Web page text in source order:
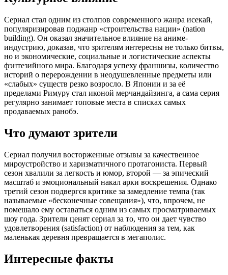
Сериал стал одним из столпов современного жанра исекай,
популяризировав поджанр «строительства нации» (nation
building). Он оказал значительное влияние на аниме-
индустрию, доказав, что зрителям интересны не только битвы,
но и экономические, социальные и логистические аспекты
фэнтезийного мира. Благодаря успеху франшизы, количество
историй о перерождении в неодушевленные предметы или
«слабых» существ резко возросло. В Японии и за её
пределами Римуру стал иконой мерчандайзинга, а сама серия
регулярно занимает топовые места в списках самых
продаваемых ранобэ.
Что думают зрители
Сериал получил восторженные отзывы за качественное
мироустройство и харизматичного протагониста. Первый
сезон хвалили за легкость и юмор, второй — за эпический
масштаб и эмоциональный накал арки воскрешения. Однако
третий сезон подвергся критике за замедление темпа (так
называемые «бесконечные совещания»), что, впрочем, не
помешало ему оставаться одним из самых просматриваемых
шоу года. Зрители ценят сериал за то, что он дает чувство
удовлетворения (satisfaction) от наблюдения за тем, как
маленькая деревня превращается в мегаполис.
Интересные факты